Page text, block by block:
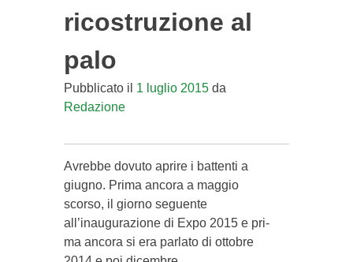
ricostruzione al
palo
Pubblicato il 1 luglio 2015da
Redazione
Avrebbe dovuto aprire i battenti a
giugno. Prima an­cora a maggio
scorso, il giorno seguente
all’inaugurazione di Expo 2015 e pri­
ma ancora si era parlato di ottobre